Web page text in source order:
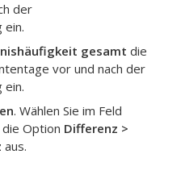
der
ein.
gesamt die
vor und nach der
ein.
. Wählen Sie im Feld
die Option Differenz >
aus.